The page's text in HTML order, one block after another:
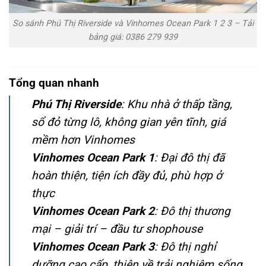
So sánh Phú Thị Riverside và Vinhomes Ocean Park 1 2 3 – Tải
bảng giá: 0386 279 939
Tổng quan nhanh
Phú Thị Riverside: Khu nhà ở thấp tầng,
sổ đỏ từng lô, không gian yên tĩnh, giá
mềm hơn Vinhomes
Vinhomes Ocean Park 1: Đại đô thị đã
hoàn thiện, tiện ích đầy đủ, phù hợp ở
thực
Vinhomes Ocean Park 2: Đô thị thương
mại – giải trí – đầu tư shophouse
Vinhomes Ocean Park 3: Đô thị nghỉ